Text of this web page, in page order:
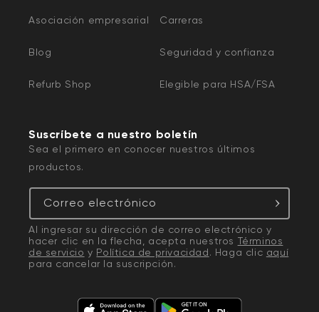
Asociación empresarial Carreras
Blog Seguridad y confianza
Refurb Shop Elegible para HSA/FSA
Suscríbete a nuestro boletín
Sea el primero en conocer nuestros últimos
productos.
Correo electrónico
Al ingresar su dirección de correo electrónico y
hacer clic en la flecha, acepta nuestros Términos
de servicio y Política de privacidad. Haga clic aquí
para cancelar la suscripción.